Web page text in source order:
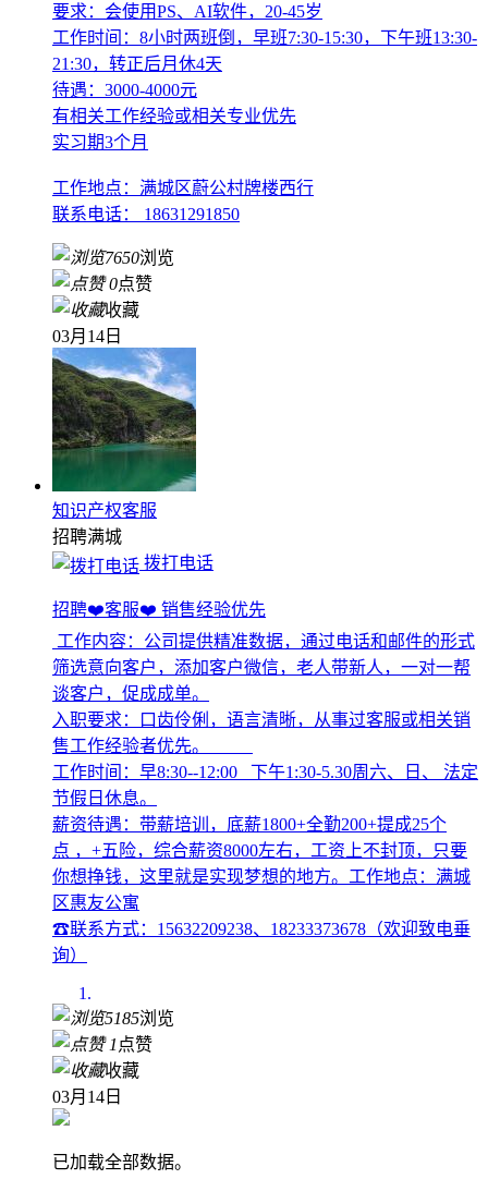
要求：会使用PS、AI软件，20-45岁
工作时间：8小时两班倒，早班7:30-15:30，下午班13:30-
21:30，转正后月休4天
待遇：3000-4000元
有相关工作经验或相关专业优先
实习期3个月
工作地点：满城区蔚公村牌楼西行
联系电话： 18631291850
7650浏览
0点赞
收藏
03月14日
知识产权客服
招聘满城
拨打电话
招聘❤️客服❤️ 销售经验优先
工作内容：公司提供精准数据，通过电话和邮件的形式
筛选意向客户，添加客户微信，老人带新人，一对一帮
谈客户，促成成单。
入职要求：口齿伶俐，语言清晰，从事过客服或相关销
售工作经验者优先。
工作时间：早8:30--12:00 下午1:30-5.30周六、日、 法定
节假日休息。
薪资待遇：带薪培训，底薪1800+全勤200+提成25个
点 ，+五险，综合薪资8000左右，工资上不封顶，只要
你想挣钱，这里就是实现梦想的地方。工作地点：满城
区惠友公寓
☎联系方式：15632209238、18233373678（欢迎致电垂
询）
5185浏览
1 点赞
收藏
03月14日
已加载全部数据。